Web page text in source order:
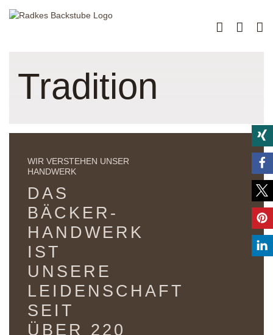
Inhalt
Tradition
WIR VERSTEHEN UNSER
HANDWERK
DAS
BÄCKER­
HANDWERK
IST
UNSERE
LEIDENSCHAFT
SEIT
ÜBER 220